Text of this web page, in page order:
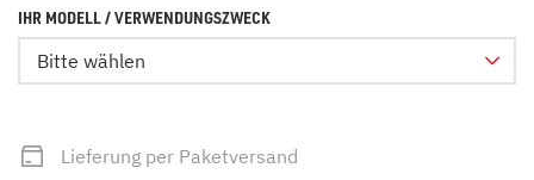
IHR MODELL / VERWENDUNGSZWECK
Bitte wählen
Lieferung per Paketversand